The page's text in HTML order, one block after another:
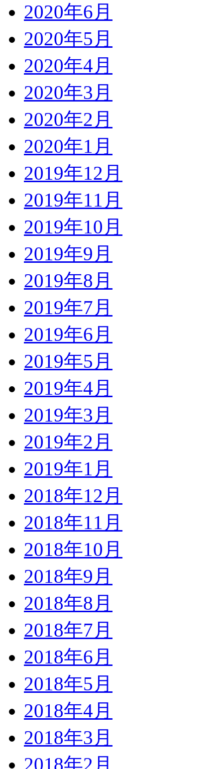
2020年6月
2020年5月
2020年4月
2020年3月
2020年2月
2020年1月
2019年12月
2019年11月
2019年10月
2019年9月
2019年8月
2019年7月
2019年6月
2019年5月
2019年4月
2019年3月
2019年2月
2019年1月
2018年12月
2018年11月
2018年10月
2018年9月
2018年8月
2018年7月
2018年6月
2018年5月
2018年4月
2018年3月
2018年2月